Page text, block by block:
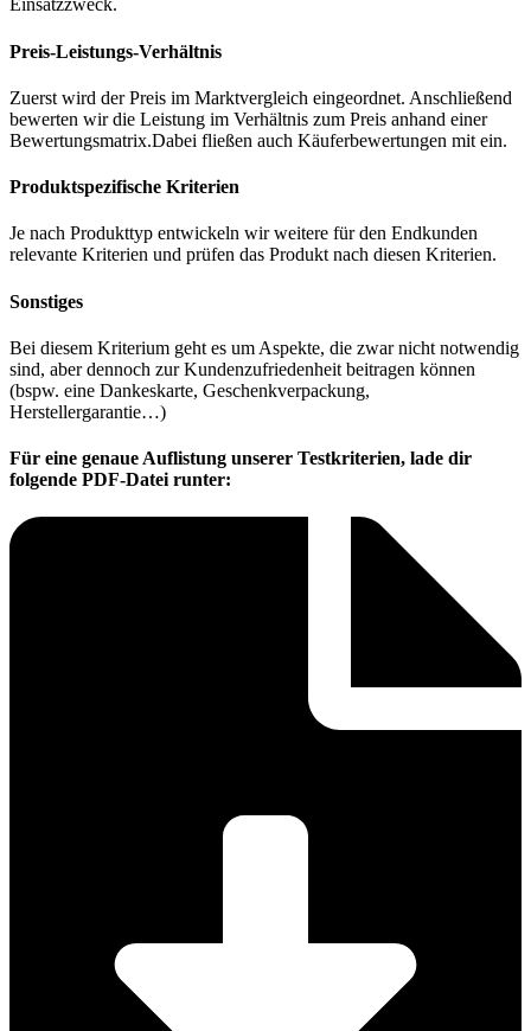
Einsatzzweck.
Preis-Leistungs-Verhältnis
Zuerst wird der Preis im Marktvergleich eingeordnet. Anschließend
bewerten wir die Leistung im Verhältnis zum Preis anhand einer
Bewertungsmatrix.Dabei fließen auch Käuferbewertungen mit ein.
Produktspezifische Kriterien
Je nach Produkttyp entwickeln wir weitere für den Endkunden
relevante Kriterien und prüfen das Produkt nach diesen Kriterien.
Sonstiges
Bei diesem Kriterium geht es um Aspekte, die zwar nicht notwendig
sind, aber dennoch zur Kundenzufriedenheit beitragen können
(bspw. eine Dankeskarte, Geschenkverpackung,
Herstellergarantie…)
Für eine genaue Auflistung unserer Testkriterien, lade dir
folgende PDF-Datei runter: